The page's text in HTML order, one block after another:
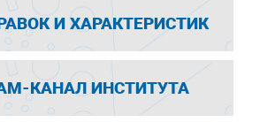
И ХАРАКТЕРИСТИК
КАНАЛ ИНСТИТУТА